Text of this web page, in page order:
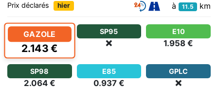
Prix déclarés hier à 11.5 km
GAZOLE
2.143 €
SP95
❌
E10
1.958 €
SP98
2.064 €
E85
0.937 €
GPLC
❌